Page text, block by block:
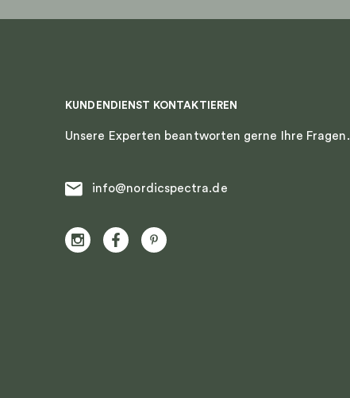
KUNDENDIENST KONTAKTIEREN
Unsere Experten beantworten gerne Ihre Fragen.
info@nordicspectra.de